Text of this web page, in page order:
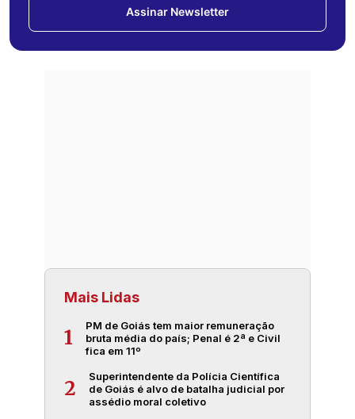
Assinar Newsletter
Mais Lidas
1
PM de Goiás tem maior remuneração
bruta média do país; Penal é 2ª e Civil
fica em 11º
2
Superintendente da Polícia Científica
de Goiás é alvo de batalha judicial por
assédio moral coletivo